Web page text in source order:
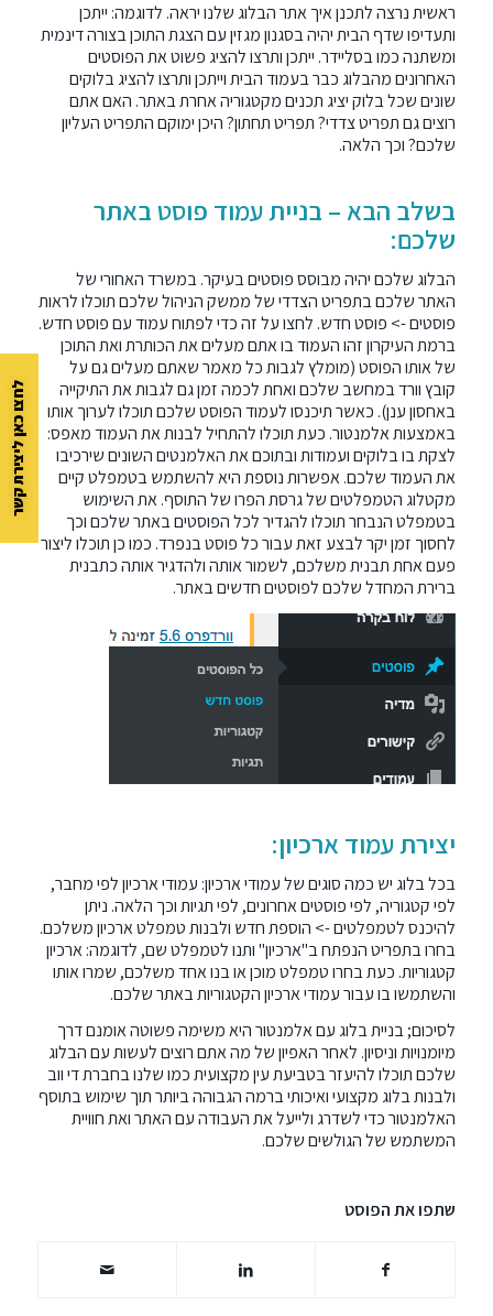
ראשית נרצה לתכנן איך אתר הבלוג שלנו יראה. לדוגמה: ייתכן
ותעדיפו שדף הבית יהיה בסגנון מגזין עם הצגת התוכן בצורה דינמית
ומשתנה כמו בסליידר. ייתכן ותרצו להציג פשוט את הפוסטים
האחרונים מהבלוג כבר בעמוד הבית וייתכן ותרצו להציג בלוקים
שונים שכל בלוק יציג תכנים מקטגוריה אחרת באתר. האם אתם
רוצים גם תפריט צדדי? תפריט תחתון? היכן ימוקם התפריט העליון
שלכם? וכך הלאה.
בשלב הבא – בניית עמוד פוסט באתר
שלכם:
הבלוג שלכם יהיה מבוסס פוסטים בעיקר. במשרד האחורי של
האתר שלכם בתפריט הצדדי של ממשק הניהול שלכם תוכלו לראות
פוסטים -> פוסט חדש. לחצו על זה כדי לפתוח עמוד עם פוסט חדש.
ברמת העיקרון זהו העמוד בו אתם מעלים את הכותרת ואת התוכן
של אותו הפוסט (מומלץ לגבות כל מאמר שאתם מעלים גם על
קובץ וורד במחשב שלכם ואחת לכמה זמן גם לגבות את התיקייה
באחסון ענן). כאשר תיכנסו לעמוד הפוסט שלכם תוכלו לערוך אותו
באמצעות אלמנטור. כעת תוכלו להתחיל לבנות את העמוד מאפס:
לצקת בו בלוקים ועמודות ובתוכם את האלמנטים השונים שירכיבו
את העמוד שלכם. אפשרות נוספת היא להשתמש בטמפלט קיים
מקטלוג הטמפלטים של גרסת הפרו של התוסף. את השימוש
בטמפלט הנבחר תוכלו להגדיר לכל הפוסטים באתר שלכם וכך
לחסוך זמן יקר לבצע זאת עבור כל פוסט בנפרד. כמו כן תוכלו ליצור
פעם אחת תבנית משלכם, לשמור אותה ולהדגיר אותה כתבנית
ברירת המחדל שלכם לפוסטים חדשים באתר.
יצירת עמוד ארכיון:
בכל בלוג יש כמה סוגים של עמודי ארכיון: עמודי ארכיון לפי מחבר,
לפי קטגוריה, לפי פוסטים אחרונים, לפי תגיות וכך הלאה. ניתן
להיכנס לטמפלטים -> הוספת חדש ולבנות טמפלט ארכיון משלכם.
בחרו בתפריט הנפתח ב"ארכיון" ותנו לטמפלט שם, לדוגמה: ארכיון
קטגוריות. כעת בחרו טמפלט מוכן או בנו אחד משלכם, שמרו אותו
והשתמשו בו עבור עמודי ארכיון הקטגוריות באתר שלכם.
לסיכום; בניית בלוג עם אלמנטור היא משימה פשוטה אומנם דרך
מיומנויות וניסיון. לאחר האפיון של מה אתם רוצים לעשות עם הבלוג
שלכם תוכלו להיעזר בטביעת עין מקצועית כמו שלנו בחברתדי ווב
ולבנות בלוג מקצועי ואיכותי ברמה הגבוהה ביותר תוך שימוש בתוסף
האלמנטור כדי לשדרג ולייעל את העבודה עם האתר ואת חוויית
המשתמש של הגולשים שלכם.
שתפו את הפוסט
לחצו כאן ליצירת קשר